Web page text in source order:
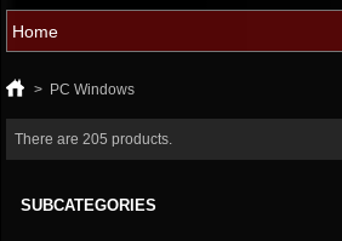
> PC Windows
There are 205 products.
SUBCATEGORIES